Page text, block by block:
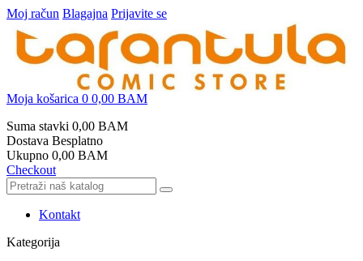
Moj račun Blagajna Prijavite se
Moja košarica 0 0,00 BAM
Suma stavki 0,00 BAM
Dostava Besplatno
Ukupno 0,00 BAM
Checkout
Kontakt
Kategorija